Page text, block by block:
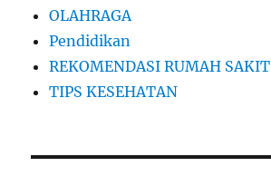
OLAHRAGA
Pendidikan
REKOMENDASI RUMAH SAKIT
TIPS KESEHATAN